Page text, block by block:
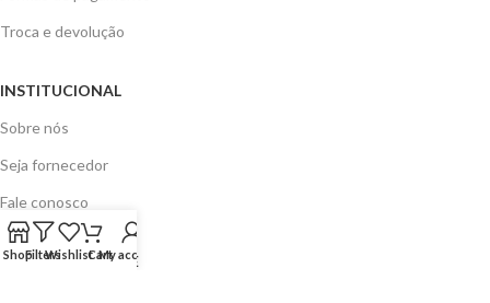
Troca e devolução
INSTITUCIONAL
Sobre nós
Seja fornecedor
Fale conosco
AJUDA E SUPORTE
ShopFiltersWishlistCartMy account